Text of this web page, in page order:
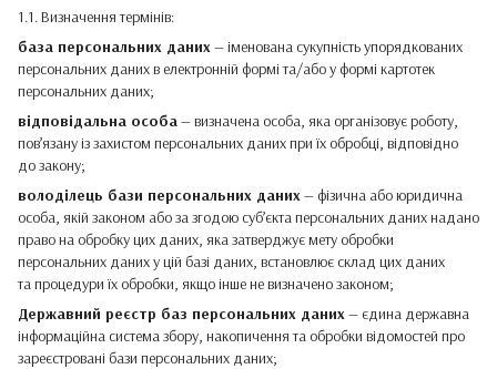
1.1. Визначення термінів:
база персональних даних— іменована сукупність упорядкованих
персональних даних в електронній формі та/або у формі картотек
персональних даних;
відповідальна особа— визначена особа, яка організовує роботу,
пов’язану із захистом персональних даних при їх обробці, відповідно
до закону;
володілець бази персональних даних— фізична або юридична
особа, якій законом або за згодою суб’єкта персональних даних надано
право на обробку цих даних, яка затверджує мету обробки
персональних даних у цій базі даних, встановлює склад цих даних
та процедури їх обробки, якщо інше не визначено законом;
Державний реєстр баз персональних даних— єдина державна
інформаційна система збору, накопичення та обробки відомостей про
зареєстровані бази персональних даних;